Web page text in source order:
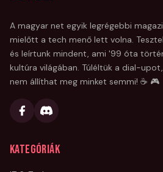
A magyar net egyik legrégebbi
mielőtt a tech menő lett volna.
és leírtunk mindent, ami '99 óta
kultúra világában. Túléltük a dial-
nem állíthat meg minket semmi! ☕ 🎮
Kategóriák